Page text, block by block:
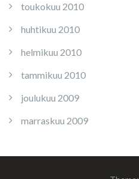
toukokuu 2010
huhtikuu 2010
helmikuu 2010
tammikuu 2010
joulukuu 2009
marraskuu 2009